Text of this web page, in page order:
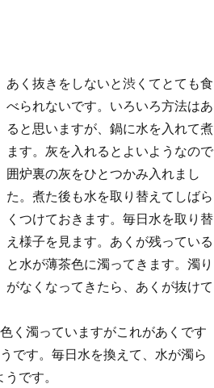
あく抜きをしないと渋くてとても食
べられないです。いろいろ方法はあ
ると思いますが、鍋に水を入れて煮
ます。灰を入れるとよいようなので
囲炉裏の灰をひとつかみ入れまし
た。煮た後も水を取り替えてしばら
くつけておきます。毎日水を取り替
え様子を見ます。あくが残っている
と水が薄茶色に濁ってきます。濁り
がなくなってきたら、あくが抜けて
く濁っていますがこれがあくです
です。毎日水を換えて、水が濁ら
です。